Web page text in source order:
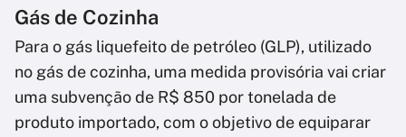
Gás de Cozinha
Para o gás liquefeito de petróleo (GLP), utilizado
no gás de cozinha, uma medida provisória vai criar
uma subvenção de R$ 850 por tonelada de
produto importado, com o objetivo de equiparar